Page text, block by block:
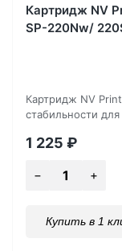
Картридж NV
SP-220Nw/
Картридж NV
стабильности
1 225 ₽
Купить в 1